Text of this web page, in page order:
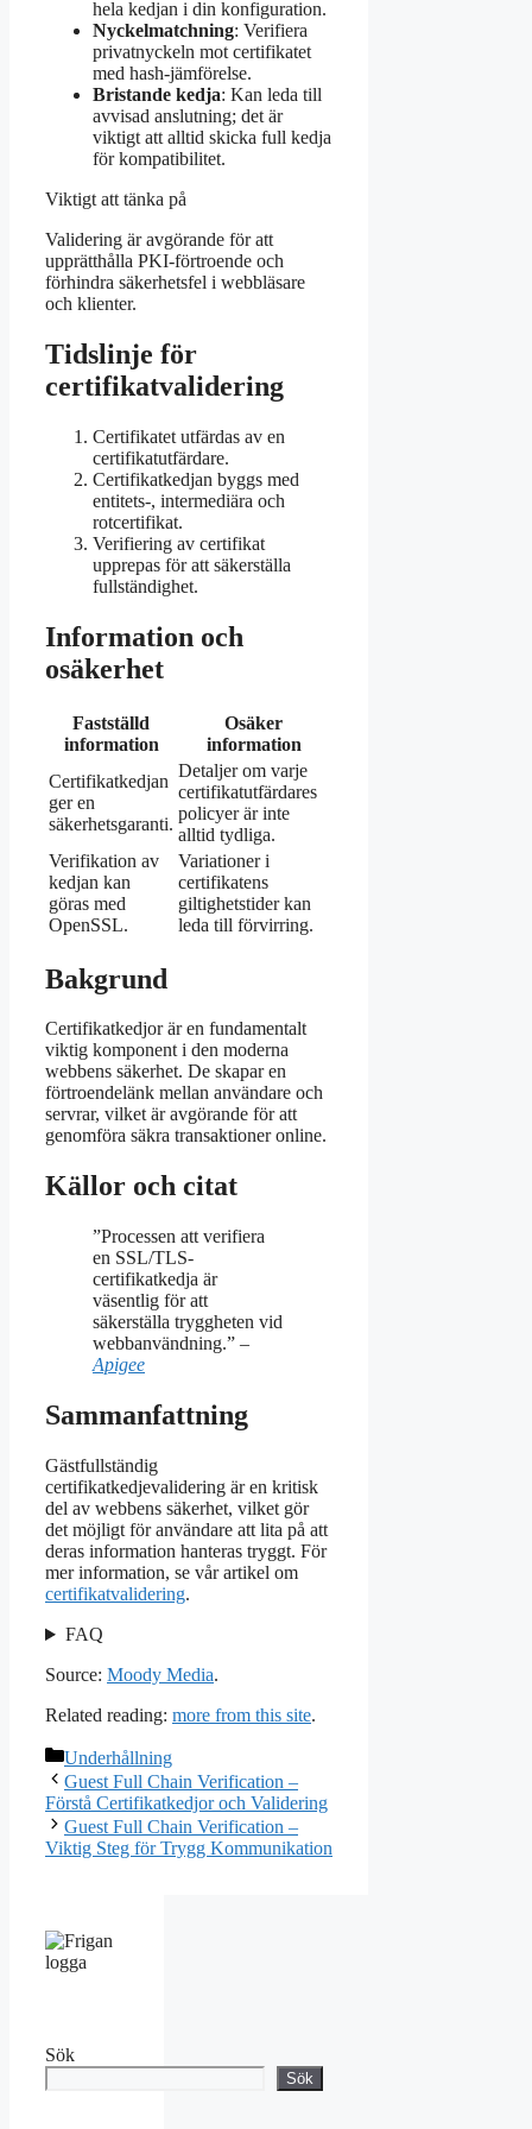
hela kedjan i din konfiguration.
Nyckelmatchning: Verifiera
privatnyckeln mot certifikatet
med hash-jämförelse.
Bristande kedja: Kan leda till
avvisad anslutning; det är
viktigt att alltid skicka full kedja
för kompatibilitet.
Viktigt att tänka på
Validering är avgörande för att
upprätthålla PKI-förtroende och
förhindra säkerhetsfel i webbläsare
och klienter.
Tidslinje för
certifikatvalidering
Certifikatet utfärdas av en
certifikatutfärdare.
Certifikatkedjan byggs med
entitets-, intermediära och
rotcertifikat.
Verifiering av certifikat
upprepas för att säkerställa
fullständighet.
Information och
osäkerhet
Fastställd
information
Osäker
information
Certifikatkedjan
ger en
säkerhetsgaranti.
Detaljer om varje
certifikatutfärdares
policyer är inte
alltid tydliga.
Verifikation av
kedjan kan
göras med
OpenSSL.
Variationer i
certifikatens
giltighetstider kan
leda till förvirring.
Bakgrund
Certifikatkedjor är en fundamentalt
viktig komponent i den moderna
webbens säkerhet. De skapar en
förtroendelänk mellan användare och
servrar, vilket är avgörande för att
genomföra säkra transaktioner online.
Källor och citat
”Processen att verifiera
en SSL/TLS-
certifikatkedja är
väsentlig för att
säkerställa tryggheten vid
webbanvändning.” –
Apigee
Sammanfattning
Gästfullständig
certifikatkedjevalidering är en kritisk
del av webbens säkerhet, vilket gör
det möjligt för användare att lita på att
deras information hanteras tryggt. För
mer information, se vår artikel om
certifikatvalidering.
FAQ
Source: Moody Media.
Related reading: more from this site.
Kategorier
Underhållning
Guest Full Chain Verification –
Förstå Certifikatkedjor och Validering
Guest Full Chain Verification –
Viktig Steg för Trygg Kommunikation
Sök
Sök